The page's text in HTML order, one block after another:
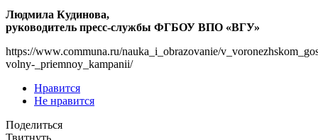
Людмила Кудинова,
руководитель пресс-службы ФГБОУ ВПО «ВГУ»
https://www.communa.ru/nauka_i_obrazovanie/
volny-_priemnoy_kampanii/
Нравится
Не нравится
Поделиться
Твитнуть